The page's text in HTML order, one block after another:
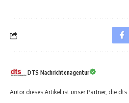
DTS Nachrichtenagentur
Autor dieses Artikel ist unser Partner, die dts